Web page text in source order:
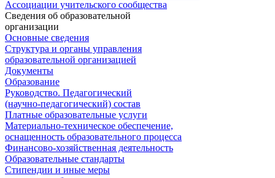
Ассоциации учительского сообщества
Сведения об образовательной
организации
Основные сведения
Структура и органы управления
образовательной организацией
Документы
Образование
Руководство. Педагогический
(научно-педагогический) состав
Платные образовательные услуги
Материально-техническое обеспечение,
оснащенность образовательного процесса
Финансово-хозяйственная деятельность
Образовательные стандарты
Стипендии и иные меры